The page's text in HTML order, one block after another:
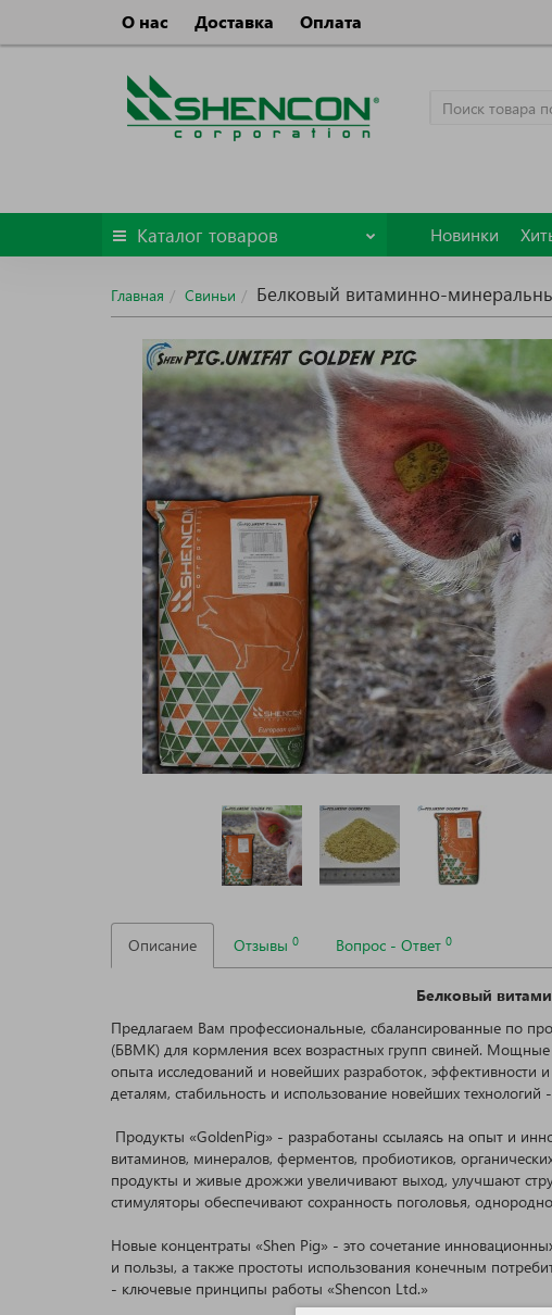
О нас Доставка Оплата
Каталог товаров Новинки
Главная Свиньи Белковый витаминно-
Описание Отзывы 0 Вопрос - Ответ 0
Белковый
Предлагаем Вам профессиональные, сбалансированные по
(БВМК) для кормления всех возрастных групп свиней. Мощные
опыта исследований и новейших разработок,
деталям, стабильность и использование новейших
Продукты «GoldenPig» - разработаны ссылаясь на опыт и
витаминов, минералов, ферментов, пробиотиков,
продукты и живые дрожжи увеличивают выход, улучшают
стимуляторы обеспечивают сохранность поголовья,
Новые концентраты «Shen Pig» - это сочетание
и пользы, а также простоты использования конечным
- ключевые принципы работы «Shencon Ltd.»